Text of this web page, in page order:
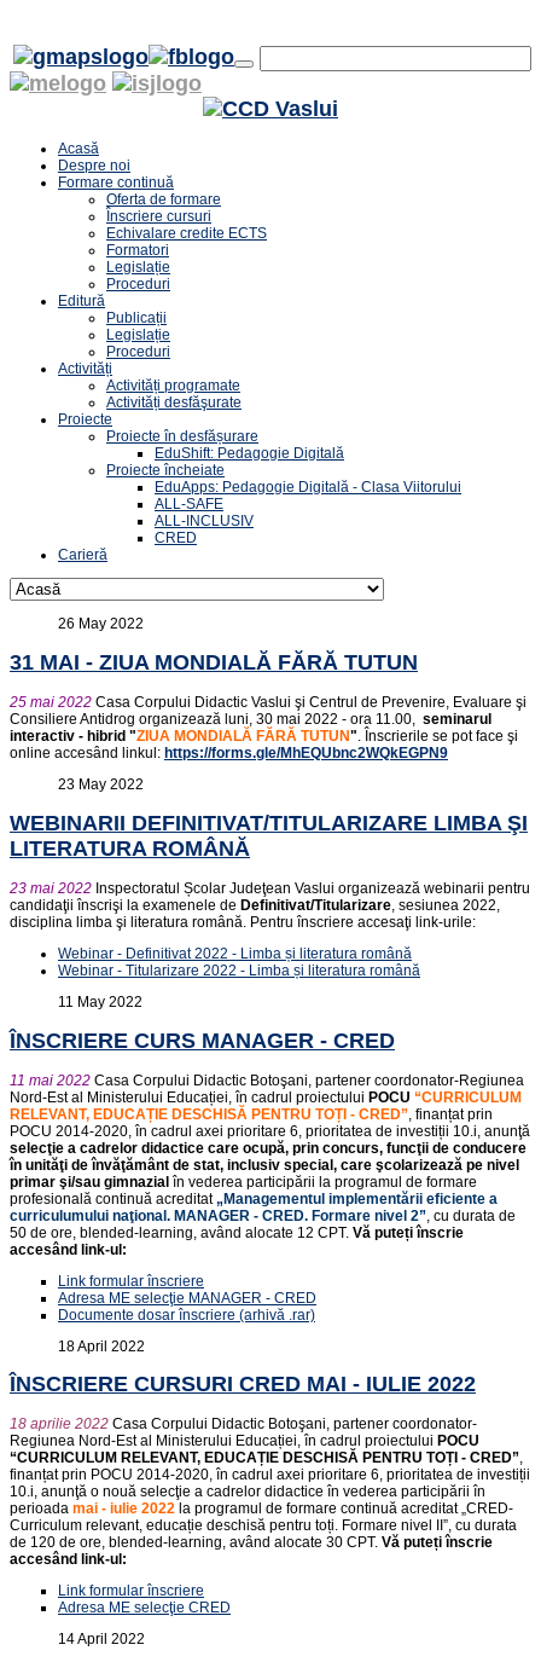
Acasă
Despre noi
Formare continuă
Oferta de formare
Înscriere cursuri
Echivalare credite ECTS
Formatori
Legislație
Proceduri
Editură
Publicații
Legislație
Proceduri
Activități
Activități programate
Activități desfăşurate
Proiecte
Proiecte în desfășurare
EduShift: Pedagogie Digitală
Proiecte încheiate
EduApps: Pedagogie Digitală - Clasa Viitorului
ALL-SAFE
ALL-INCLUSIV
CRED
Carieră
26 May 2022
31 MAI - ZIUA MONDIALĂ FĂRĂ TUTUN
25 mai 2022 Casa Corpului Didactic Vaslui şi Centrul de Prevenire, Evaluare şi
Consiliere Antidrog organizează luni, 30 mai 2022 - ora 11.00, seminarul
interactiv - hibrid "ZIUA MONDIALĂ FĂRĂ TUTUN" . Înscrierile se pot face şi
online accesând linkul: https://forms.gle/MhEQUbnc2WQkEGPN9
23 May 2022
WEBINARII DEFINITIVAT/TITULARIZARE LIMBA ŞI
LITERATURA ROMÂNĂ
23 mai 2022 Inspectoratul Școlar Judeţean Vaslui organizează webinarii pentru
candidaţii înscrişi la examenele de Definitivat/Titularizare , sesiunea 2022,
disciplina limba şi literatura română. Pentru înscriere accesaţi link-urile:
Webinar - Definitivat 2022 - Limba și literatura română
Webinar - Titularizare 2022 - Limba și literatura română
11 May 2022
ÎNSCRIERE CURS MANAGER - CRED
11 mai 2022 Casa Corpului Didactic Botoşani, partener coordonator-Regiunea
Nord-Est al Ministerului Educației, în cadrul proiectului POCU “CURRICULUM
RELEVANT, EDUCAȚIE DESCHISĂ PENTRU TOȚI - CRED” , finanțat prin
POCU 2014-2020, în cadrul axei prioritare 6, prioritatea de investiții 10.i, anunţă
selecţie a cadrelor didactice care ocupă, prin concurs, funcţii de conducere
în unităţi de învăţământ de stat, inclusiv special, care şcolarizează pe nivel
primar şi/sau gimnazial în vederea participării la programul de formare
profesională continuă acreditat„Managementul implementării eficiente a
curriculumului naţional. MANAGER - CRED. Formare nivel 2” , cu durata de
50 de ore, blended-learning, având alocate 12 CPT. Vă puteți înscrie
accesând link-ul:
Link formular înscriere
Adresa ME selecţie MANAGER - CRED
Documente dosar înscriere (arhivă .rar)
18 April 2022
ÎNSCRIERE CURSURI CRED MAI - IULIE 2022
18 aprilie 2022 Casa Corpului Didactic Botoşani, partener coordonator-
Regiunea Nord-Est al Ministerului Educației, în cadrul proiectului POCU
“CURRICULUM RELEVANT, EDUCAȚIE DESCHISĂ PENTRU TOȚI - CRED”,
finanțat prin POCU 2014-2020, în cadrul axei prioritare 6, prioritatea de investiții
10.i, anunţă o nouă selecţie a cadrelor didactice în vederea participării în
perioada mai - iulie 2022 la programul de formare continuă acreditat „CRED-
Curriculum relevant, educație deschisă pentru toți. Formare nivel II”, cu durata
de 120 de ore, blended-learning, având alocate 30 CPT. Vă puteți înscrie
accesând link-ul:
Link formular înscriere
Adresa ME selecţie CRED
14 April 2022